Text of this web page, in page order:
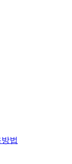
법